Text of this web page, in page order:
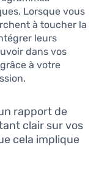
Lorsque vous
à toucher la
leurs
dans vos
à votre
rapport de
clair sur vos
cela implique